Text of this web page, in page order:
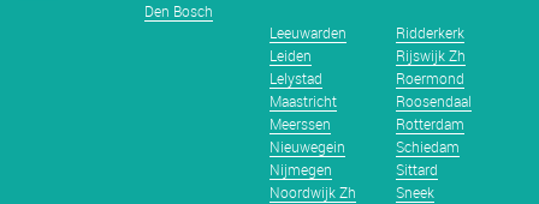
Den Bosch
Leeuwarden
Leiden
Lelystad
Maastricht
Meerssen
Nieuwegein
Nijmegen
Noordwijk Zh
Ridderkerk
Rijswijk Zh
Roermond
Roosendaal
Rotterdam
Schiedam
Sittard
Sneek